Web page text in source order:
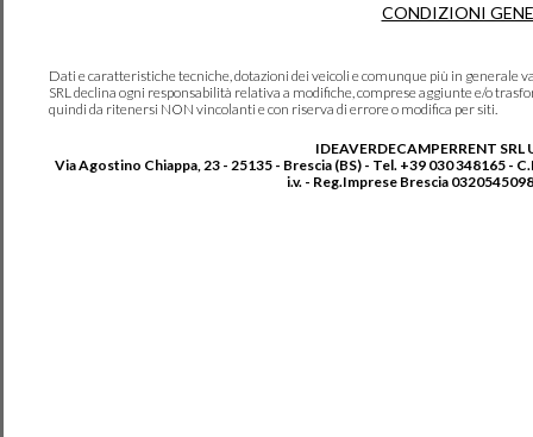
CONDIZIONI
Dati e caratteristiche tecniche, dotazioni dei veicoli e comunque più in generale
SRL declina ogni responsabilità relativa a modifiche, comprese aggiunte e/o
quindi da ritenersi NON vincolanti e con riserva di errore o modifica per siti.
IDEAVERDECAMPERRENT SRL
Via Agostino Chiappa, 23 - 25135 - Brescia (BS) - Tel. +39 030 348165 -
i.v. - Reg.Imprese Brescia